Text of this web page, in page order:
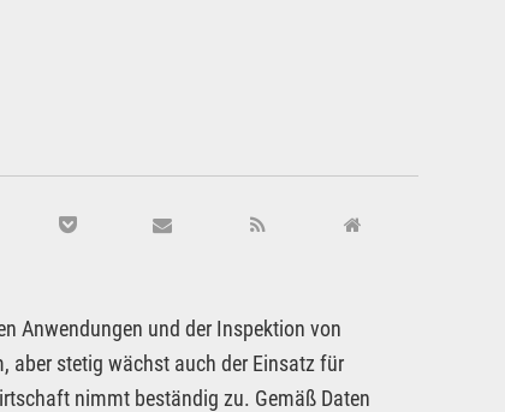
Anwendungen und der Inspektion von
aber stetig wächst auch der Einsatz für
nimmt beständig zu. Gemäß Daten